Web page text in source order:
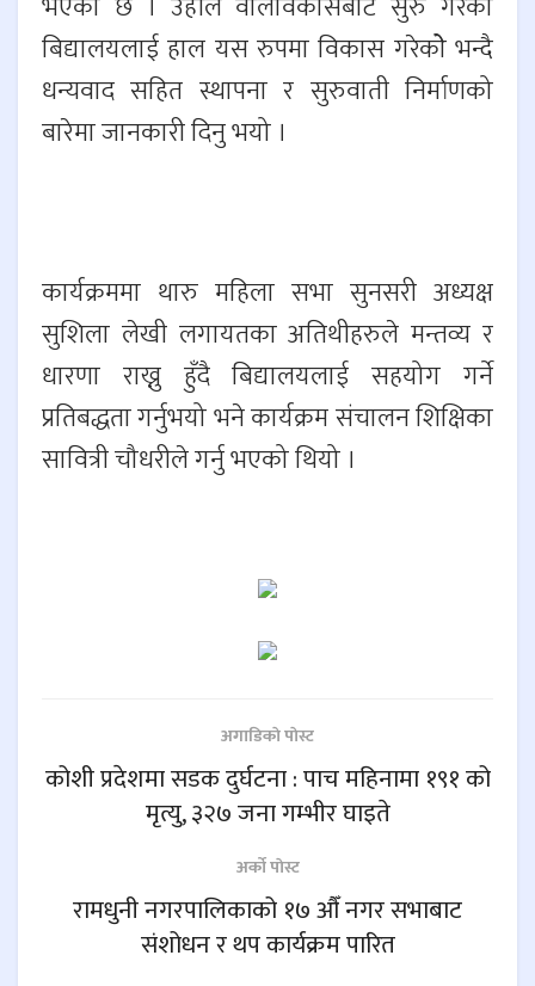
बिद्यालयलाई हाल यस रुपमा विकास गरेकोे भन्दै
धन्यवाद सहित स्थापना र सुरुवाती निर्माणको
बारेमा जानकारी दिनु भयो ।
कार्यक्रममा थारु महिला सभा सुनसरी अध्यक्ष
सुशिला लेखी लगायतका अतिथीहरुले मन्तव्य र
धारणा राख्नु हुँदै बिद्यालयलाई सहयोग गर्ने
प्रतिबद्धता गर्नुभयो भने कार्यक्रम संचालन शिक्षिका
सावित्री चौधरीले गर्नु भएको थियो ।
अगाडिकाे पाेस्ट
कोशी प्रदेशमा सडक दुर्घटना : पाच महिनामा १९१ को
मृत्यु, ३२७ जना गम्भीर घाइते
अर्काे पाेस्ट
रामधुनी नगरपालिकाको १७ औँ नगर सभाबाट
संशोधन र थप कार्यक्रम पारित